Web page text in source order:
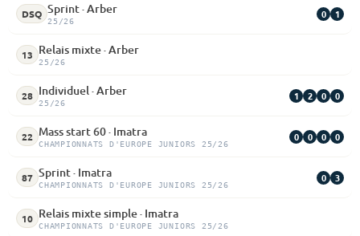
DSQ Sprint · Arber
25/26
0 1
13 Relais mixte · Arber
25/26
28 Individuel · Arber
25/26
1 2 0 0
22 Mass start 60 · Imatra
CHAMPIONNATS D'EUROPE JUNIORS 25/26
0 0 0 0
87 Sprint · Imatra
CHAMPIONNATS D'EUROPE JUNIORS 25/26
0 3
10 Relais mixte simple · Imatra
CHAMPIONNATS D'EUROPE JUNIORS 25/26